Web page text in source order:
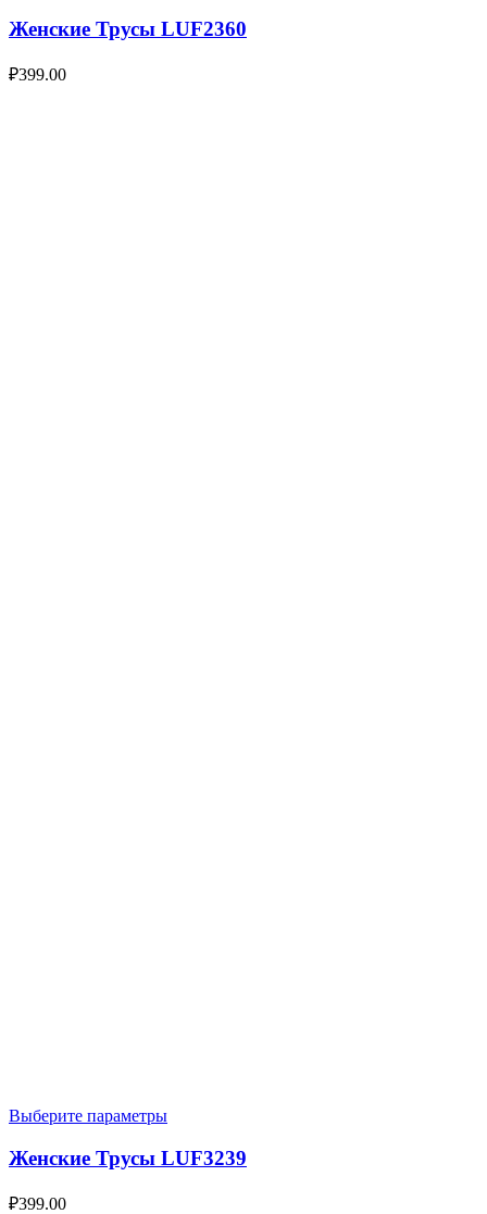
Женские Трусы LUF2360
₽399.00
Выберите параметры
Женские Трусы LUF3239
₽399.00